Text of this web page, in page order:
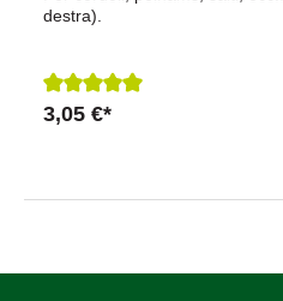
destra).
Recensione media di 5 su 5
3,05 €*